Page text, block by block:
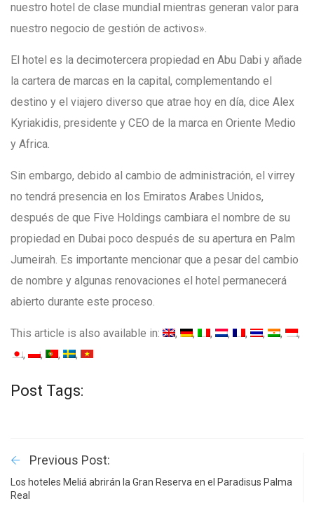
nuestro hotel de clase mundial mientras generan valor para
nuestro negocio de gestión de activos».
El hotel es la decimotercera propiedad en Abu Dabi y añade
la cartera de marcas en la capital, complementando el
destino y el viajero diverso que atrae hoy en día, dice Alex
Kyriakidis, presidente y CEO de la marca en Oriente Medio
y Africa.
Sin embargo, debido al cambio de administración, el virrey
no tendrá presencia en los Emiratos Arabes Unidos,
después de que Five Holdings cambiara el nombre de su
propiedad en Dubai poco después de su apertura en Palm
Jumeirah. Es importante mencionar que a pesar del cambio
de nombre y algunas renovaciones el hotel permanecerá
abierto durante este proceso.
This article is also available in:
Post Tags:
Previous Post:
Los hoteles Meliá abrirán la Gran Reserva en el Paradisus Palma
Real